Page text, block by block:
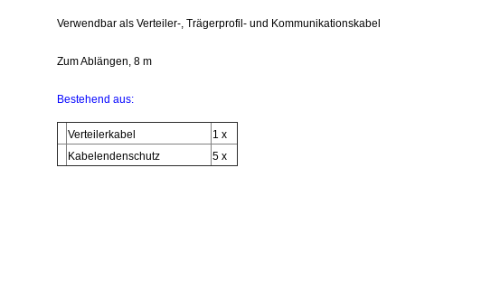
Verwendbar als Verteiler-, Trägerprofil- und Kommunikationskabel
Zum Ablängen, 8 m
Bestehend aus:
Verteilerkabel
1 x
Kabelendenschutz
5 x